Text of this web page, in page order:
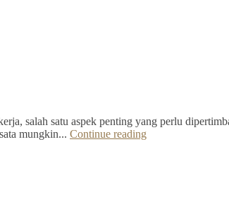
salah satu aspek penting yang perlu
mungkin... Continue reading